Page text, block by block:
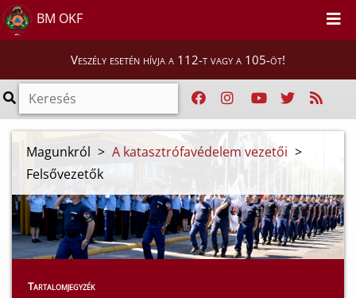
BM OKF
Veszély esetén hívja a 112-t vagy a 105-öt!
Magunkról > A katasztrófavédelem vezetői >
Felsővezetők
Tartalomjegyzék